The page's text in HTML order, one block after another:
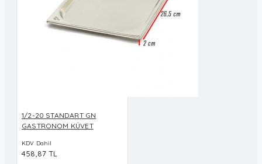
1/2-20 STANDART GN
GASTRONOM KÜVET
KDV Dahil
458,87 TL